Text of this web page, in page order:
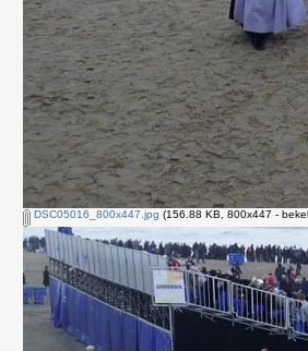
DSC05016_800x447.jpg (156.88 KB, 800x447 -